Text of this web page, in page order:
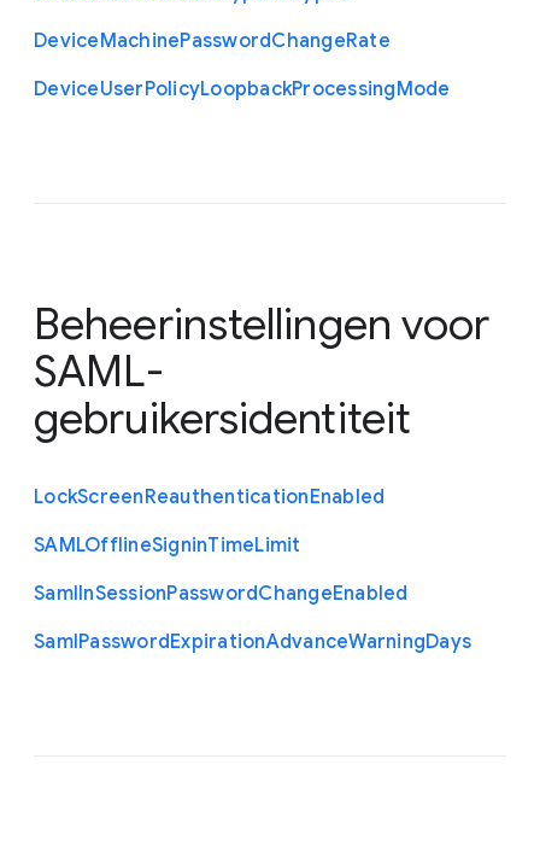
DeviceMachinePasswordChangeRate
DeviceUserPolicyLoopbackProcessingMode
Beheerinstellingen voor
SAML-
gebruikersidentiteit
LockScreenReauthenticationEnabled
SAMLOfflineSigninTimeLimit
SamlInSessionPasswordChangeEnabled
SamlPasswordExpirationAdvanceWarningDays